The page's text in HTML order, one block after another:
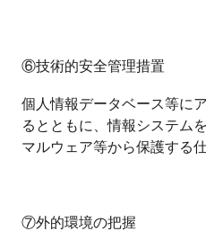
⑥技術的安全管理措置
個人情報データベース等に
るとともに、情報システム
マルウェア等から保護する
⑦外的環境の把握